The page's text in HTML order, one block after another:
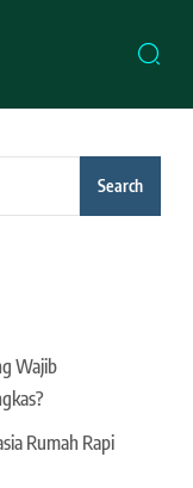
Search
Wajib
Rumah Rapi